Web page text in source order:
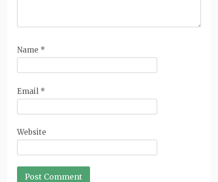
Name *
Email *
Website